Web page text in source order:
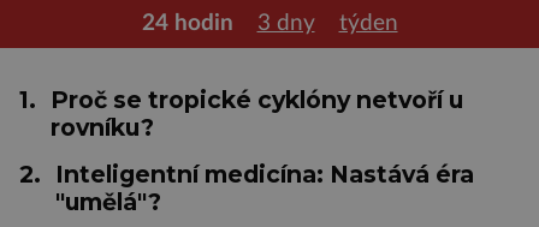
24 hodin 3 dny týden
1.
Proč se tropické cyklóny netvoří u
rovníku?
2.
Inteligentní medicína: Nastává éra
"umělá"?